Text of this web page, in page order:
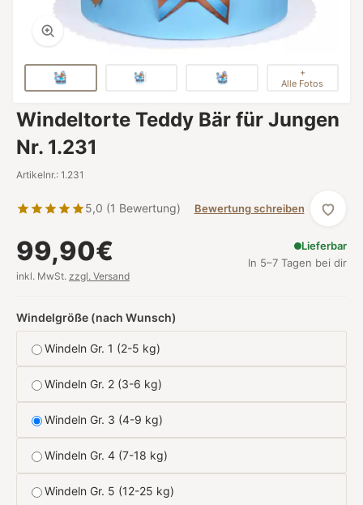
+
Alle Fotos
Windeltorte Teddy Bär für Jungen
Nr. 1.231
Artikelnr.: 1.231
5,0 (1 Bewertung) Bewertung schreiben
99,90€
inkl. MwSt. zzgl. Versand
Lieferbar
In 5–7 Tagen bei dir
Windelgröße (nach Wunsch)
Windeln Gr. 1 (2-5 kg)
Windeln Gr. 2 (3-6 kg)
Windeln Gr. 3 (4-9 kg)
Windeln Gr. 4 (7-18 kg)
Windeln Gr. 5 (12-25 kg)